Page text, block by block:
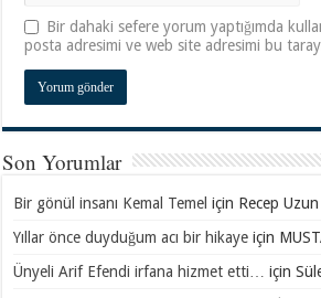
Bir dahaki sefere yorum yaptığımda
posta adresimi ve web site adresimi bu
Son Yorumlar
Bir gönül insanı Kemal Temel için Recep Uzun
Yıllar önce duyduğum acı bir hikaye için
Ünyeli Arif Efendi irfana hizmet etti… için